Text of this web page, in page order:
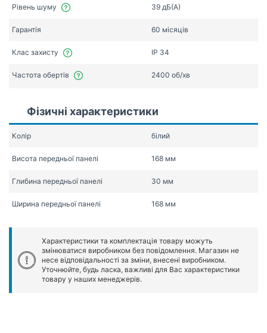
Рівень шуму 39 дБ(А)
Гарантія 60 місяців
Клас захисту IP 34
Частота обертів 2400 об/хв
Фізичні характеристики
Колір білий
Висота передньої панелі 168 мм
Глибина передньої панелі 30 мм
Ширина передньої панелі 168 мм
Характеристики та комплектація товару можуть
змінюватися виробником без повідомлення. Магазин не
несе відповідальності за зміни, внесені виробником.
Уточнюйте, будь ласка, важливі для Вас характеристики
товару у наших менеджерів.